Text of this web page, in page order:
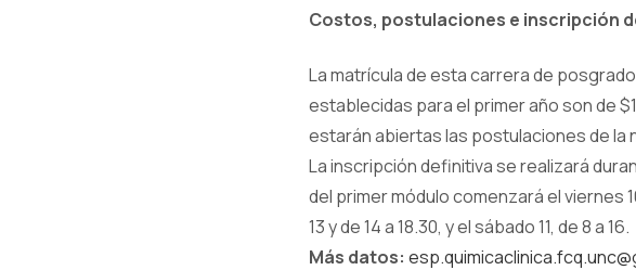
Costos, postulaciones e inscripción
La matrícula de esta carrera de
establecidas para el primer año son de
estarán abiertas las postulaciones de
La inscripción definitiva se realizará
del primer módulo comenzará el viernes
13 y de 14 a 18.30, y el sábado 11, de 8 a 16.
Más datos: